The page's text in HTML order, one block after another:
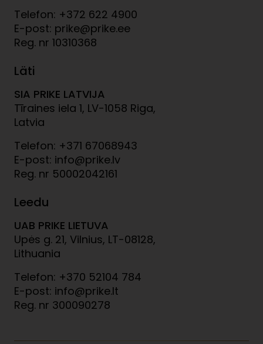
Telefon: +372 622 4900
E-post: prike@prike.ee
Reg. nr 10310368
Läti
SIA PRIKE LATVIJA
Tīraines iela 1, LV-1058 Riga,
Latvia
Telefon: +371 67068943
E-post: info@prike.lv
Reg. nr 50002042161
Leedu
UAB PRIKE LIETUVA
Upės g. 21, Vilnius, LT-08128,
Lithuania
Telefon: +370 52104 784
E-post: info@prike.lt
Reg. nr 300090278